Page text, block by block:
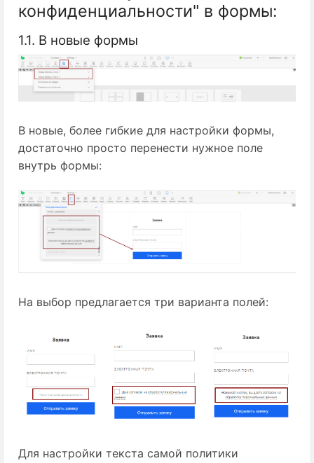
конфиденциальности" в формы:
1.1. В новые формы
В новые, более гибкие для настройки формы,
достаточно просто перенести нужное поле
внутрь формы:
На выбор предлагается три варианта полей:
Для настройки текста самой политики